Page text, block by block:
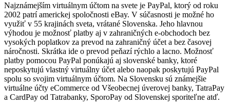
Najznámejším virtuálnym účtom na svete je PayPal, ktorý od roku
2002 patrí americkej spoločnosti eBay. V súčasnosti je možné ho
využiť v 55 krajinách sveta, vrátané Slovenska. Jeho hlavnou
výhodou je možnosť platby aj v zahraničných e-obchodoch bez
vysokých poplatkov za prevod na zahraničný účet a bez časovej
náročnosti. Skrátka ide o prevod peňazí rýchlo a lacno. Možnosť
platby pomocou PayPal ponúkajú aj slovenské banky, ktoré
neposkytujú vlastný virtuálny účet alebo naopak poskytujú PayPal
spolu so svojim virtuálnym účtom. Na Slovensku sú známejšie
virtuálne účty eCommerce od Všeobecnej úverovej banky, TatraPay
a CardPay od Tatrabanky, SporoPay od Slovenskej sporiteľne atď.